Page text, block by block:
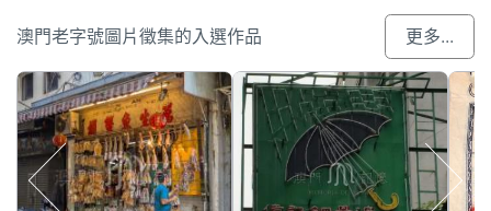
澳門老字號圖片徵集的入選作品 更多...